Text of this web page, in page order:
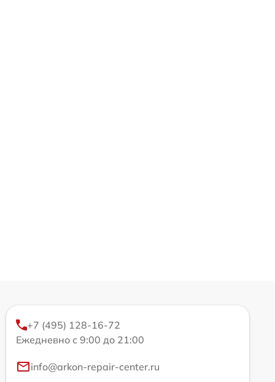
+7 (495) 128-16-72
Ежедневно с 9:00 до 21:00
info@arkon-repair-center.ru